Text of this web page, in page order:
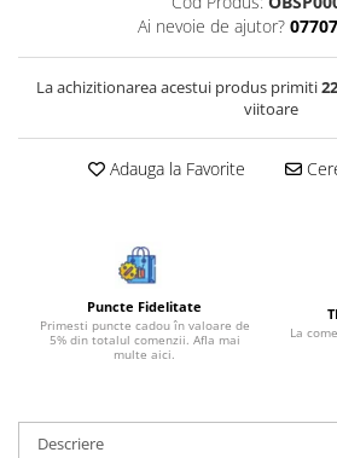
Bijuterii opal
Bijuterii peridot
Bijuterii perle
Bijuterii piatra lunii
Bijuterii rodocrozit
Bijuterii rubin
Bijuterii safir
Bijuterii sidef si abalone
Bijuterii sodalit
Ai nevoie de ajutor?
La achizitionarea acestui produs primiti22
viitoare
Adauga la Favorite
Puncte Fidelitate
Primesti puncte cadou în valoare de
5% din totalul comenzii. Afla mai
multe aici.
La
Descriere